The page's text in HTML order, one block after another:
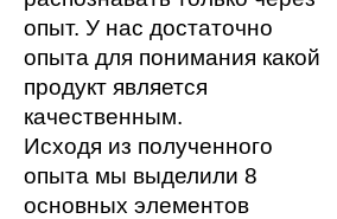
опыт. У нас достаточно
опыта для понимания какой
продукт является
качественным.
Исходя из полученного
опыта мы выделили 8
основных элементов